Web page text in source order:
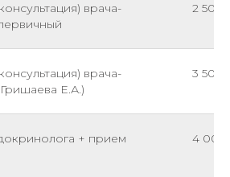
врача-
2 500
врача-
Е.А.)
3 500
+ прием
4 000